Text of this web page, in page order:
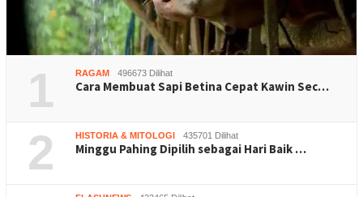
1 RAGAM 496673 Dilihat
Cara Membuat Sapi Betina Cepat Kawin Sec…
2 HISTORIA & MITOLOGI 435701 Dilihat
Minggu Pahing Dipilih sebagai Hari Baik …